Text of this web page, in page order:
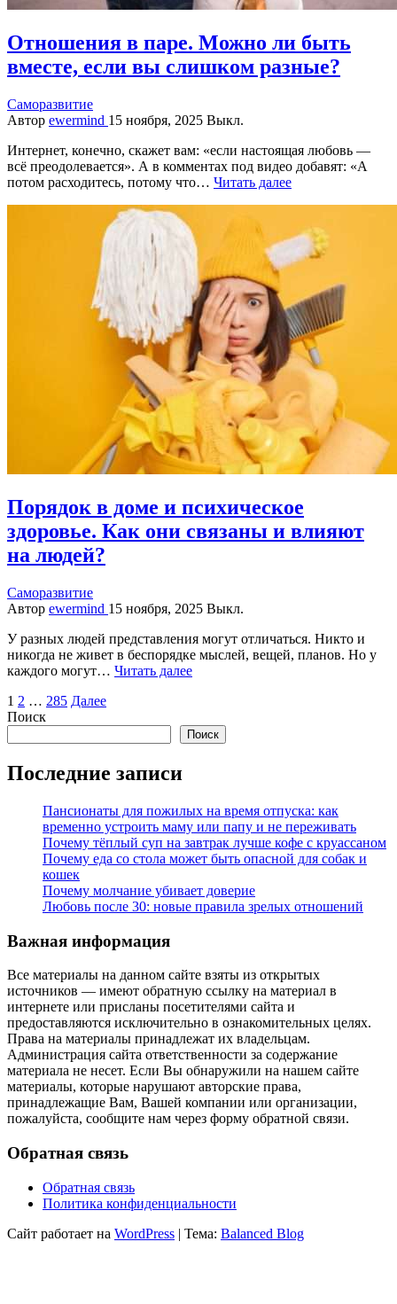
Отношения в паре. Можно ли быть
вместе, если вы слишком разные?
Саморазвитие
Автор ewermind 15 ноября, 2025 Выкл.
Интернет, конечно, скажет вам: «если настоящая любовь —
всё преодолевается». А в комментах под видео добавят: «А
потом расходитесь, потому что… Читать далее
Порядок в доме и психическое
здоровье. Как они связаны и влияют
на людей?
Саморазвитие
Автор ewermind 15 ноября, 2025 Выкл.
У разных людей представления могут отличаться. Никто и
никогда не живет в беспорядке мыслей, вещей, планов. Но у
каждого могут… Читать далее
Пагинация
записей
1 2 … 285 Далее
Поиск
Поиск
Последние записи
Пансионаты для пожилых на время отпуска: как
временно устроить маму или папу и не переживать
Почему тёплый суп на завтрак лучше кофе с круассаном
Почему еда со стола может быть опасной для собак и
кошек
Почему молчание убивает доверие
Любовь после 30: новые правила зрелых отношений
Важная информация
Все материалы на данном сайте взяты из открытых
источников — имеют обратную ссылку на материал в
интернете или присланы посетителями сайта и
предоставляются исключительно в ознакомительных целях.
Права на материалы принадлежат их владельцам.
Администрация сайта ответственности за содержание
материала не несет. Если Вы обнаружили на нашем сайте
материалы, которые нарушают авторские права,
принадлежащие Вам, Вашей компании или организации,
пожалуйста, сообщите нам через форму обратной связи.
Обратная связь
Обратная связь
Политика конфиденциальности
Сайт работает на WordPress | Тема: Balanced Blog